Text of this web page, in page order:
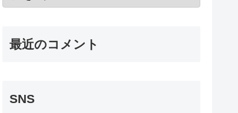
最近のコメント
SNS